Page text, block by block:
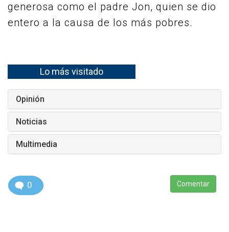
generosa como el padre Jon, quien se dio
entero a la causa de los más pobres.
Lo más visitado
Opinión
Noticias
Multimedia
0 Comentar